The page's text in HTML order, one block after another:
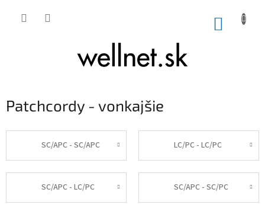
Patchcordy - vonkajšie
SC/APC - SC/APC LC/PC - LC/PC
SC/APC - LC/PC SC/APC - SC/PC